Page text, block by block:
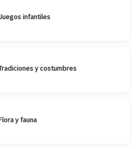
infantiles
y costumbres
y fauna